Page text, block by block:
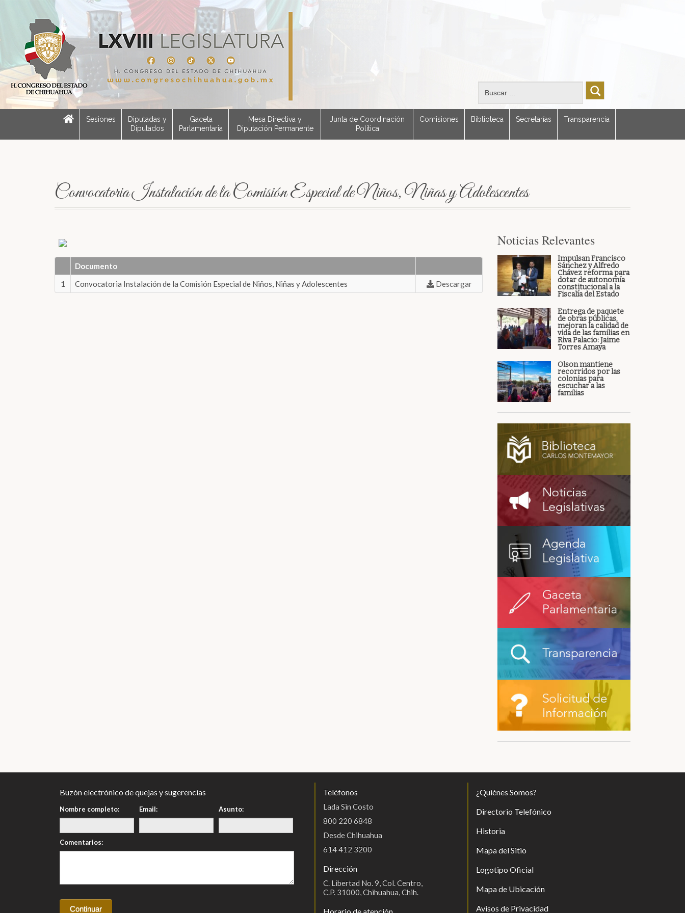
Sesiones
Diputadas y
Diputados
Gaceta
Parlamentaria
Mesa Directiva y
Diputación Permanente
Junta de Coordinación
Política
Comisiones Biblioteca Secretarías Transparencia
Convocatoria Instalación de la Comisión Especial de Niños, Niñas y Adolescentes
Documento
1
Convocatoria Instalación de la Comisión Especial de Niños, Niñas y Adolescentes Descargar
Noticias Relevantes
Impulsan Francisco
Sánchez y Alfredo
Chávez reforma para
dotar de autonomía
constitucional a la
Fiscalía del Estado
Entrega de paquete
de obras públicas,
mejoran la calidad de
vida de las familias en
Riva Palacio: Jaime
Torres Amaya
Olson mantiene
recorridos por las
colonias para
escuchar a las
familias
Buzón electrónico de quejas y sugerencias
Nombre completo: Email: Asunto:
Comentarios:
Teléfonos
Lada Sin Costo
800 220 6848
Desde Chihuahua
614 412 3200
Dirección
C. Libertad No. 9, Col. Centro,
C.P. 31000, Chihuahua, Chih.
¿Quiénes Somos?
Directorio Telefónico
Historia
Mapa del Sitio
Logotipo Oficial
Mapa de Ubicación
Avisos de Privacidad